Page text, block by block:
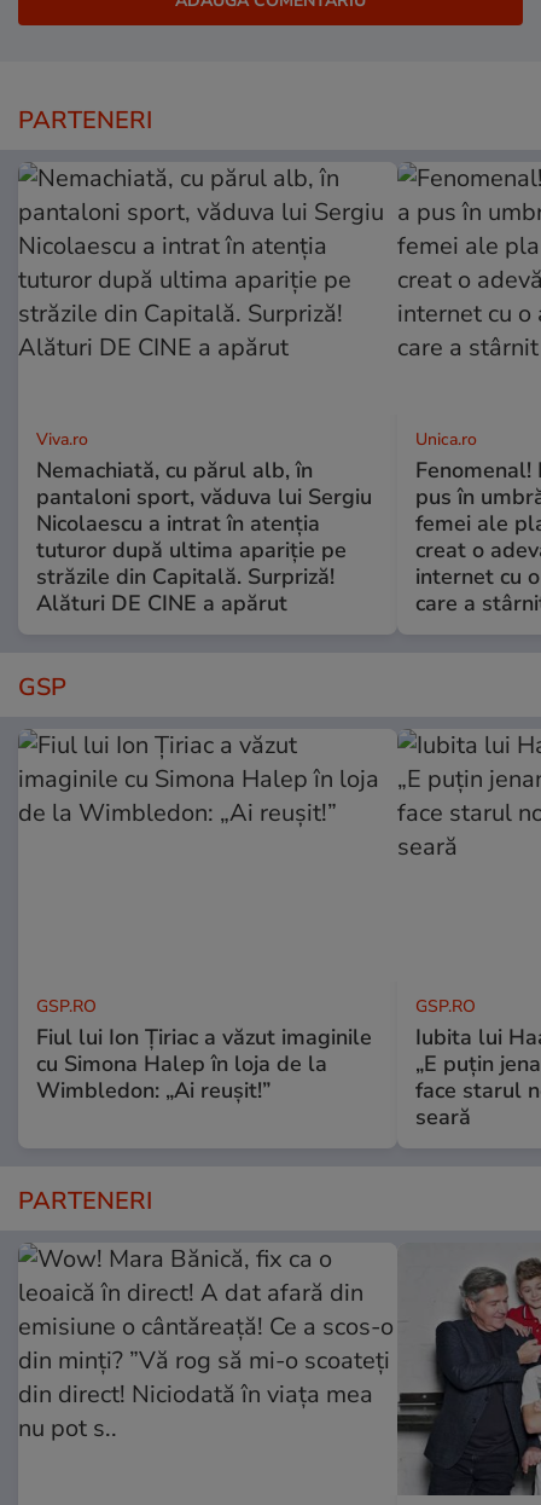
PARTENERI
Viva.ro
Nemachiată, cu părul alb, în
pantaloni sport, văduva lui Sergiu
Nicolaescu a intrat în atenția
tuturor după ultima apariție pe
străzile din Capitală. Surpriză!
Alături DE CINE a apărut
Unica.ro
pus în
femei ale
creat o
internet cu
care a
GSP
GSP.RO
Fiul lui Ion Țiriac a văzut imaginile
cu Simona Halep în loja de la
Wimbledon: „Ai reușit!”
GSP.RO
Iubita lui
„E puțin
face starul
seară
PARTENERI